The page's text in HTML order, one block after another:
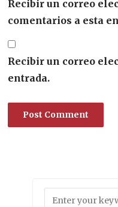
Recibir un correo
comentarios a esta
Recibir un correo
entrada.